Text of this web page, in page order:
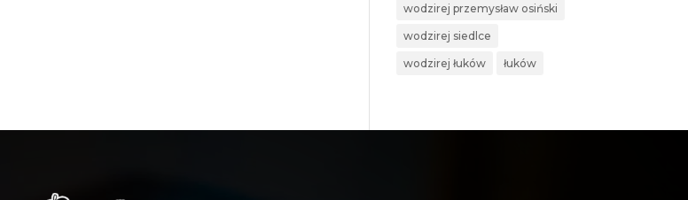
wodzirej przemysław osiński
wodzirej siedlce
wodzirej łuków łuków